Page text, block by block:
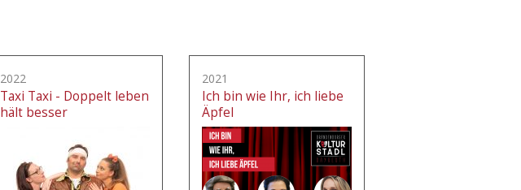
2022
Taxi Taxi - Doppelt leben
hält besser
2021
Ich bin wie Ihr, ich liebe
Äpfel